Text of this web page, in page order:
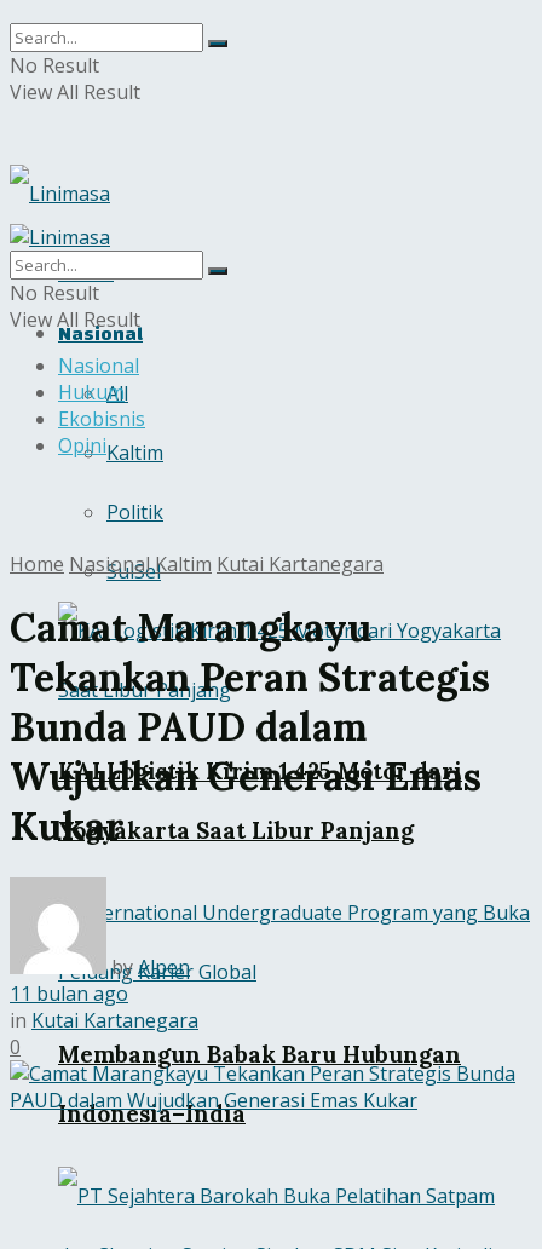
No Result
View All Result
Home
Nasional
All
Kaltim
Politik
SulSel
KAI Logistik Kirim 1.425 Motor dari
Yogyakarta Saat Libur Panjang
Membangun Babak Baru Hubungan
Indonesia–India
No Result
View All Result
Nasional
Hukum
Ekobisnis
Opini
Home Nasional Kaltim Kutai Kartanegara
Camat Marangkayu
Tekankan Peran Strategis
Bunda PAUD dalam
Wujudkan Generasi Emas
Kukar
byAlpen
11 bulan ago
in Kutai Kartanegara
0